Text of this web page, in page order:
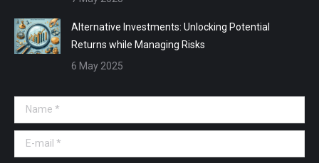
Alternative Investments: Unlocking Potential
Returns while Managing Risks
6 May 2025
Name *
E-mail *